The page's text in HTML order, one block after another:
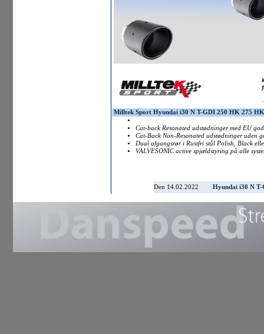
Milltek Sport Hyundai i30 N T-GDI 250 HK 275 HK
Cat-back Resonated udstødninger med EU
Cat-Back Non-Resonated udstødninger uden
Dual afgangsrør i Rustfri stål Polish, Black
VALVESONIC active spjældstyring på alle
Den 14.02.2022 Hyundai i30 N